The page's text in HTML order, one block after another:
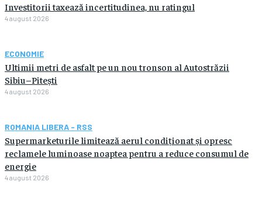
Investitorii taxează incertitudinea, nu ratingul
4 august 2026
ECONOMIE
Ultimii metri de asfalt pe un nou tronson al Autostrăzii
Sibiu–Pitești
4 august 2026
ROMANIA LIBERA - RSS
Supermarketurile limitează aerul condiționat și opresc
reclamele luminoase noaptea pentru a reduce consumul de
energie
4 august 2026